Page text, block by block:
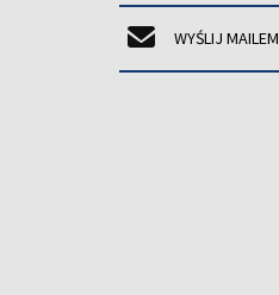
WYŚLIJ MAILEM